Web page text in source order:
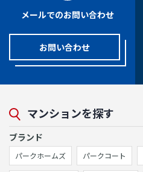
メールでのお問い合わせ
お問い合わせ
マンションを探す
ブランド
パークホームズ パークコート